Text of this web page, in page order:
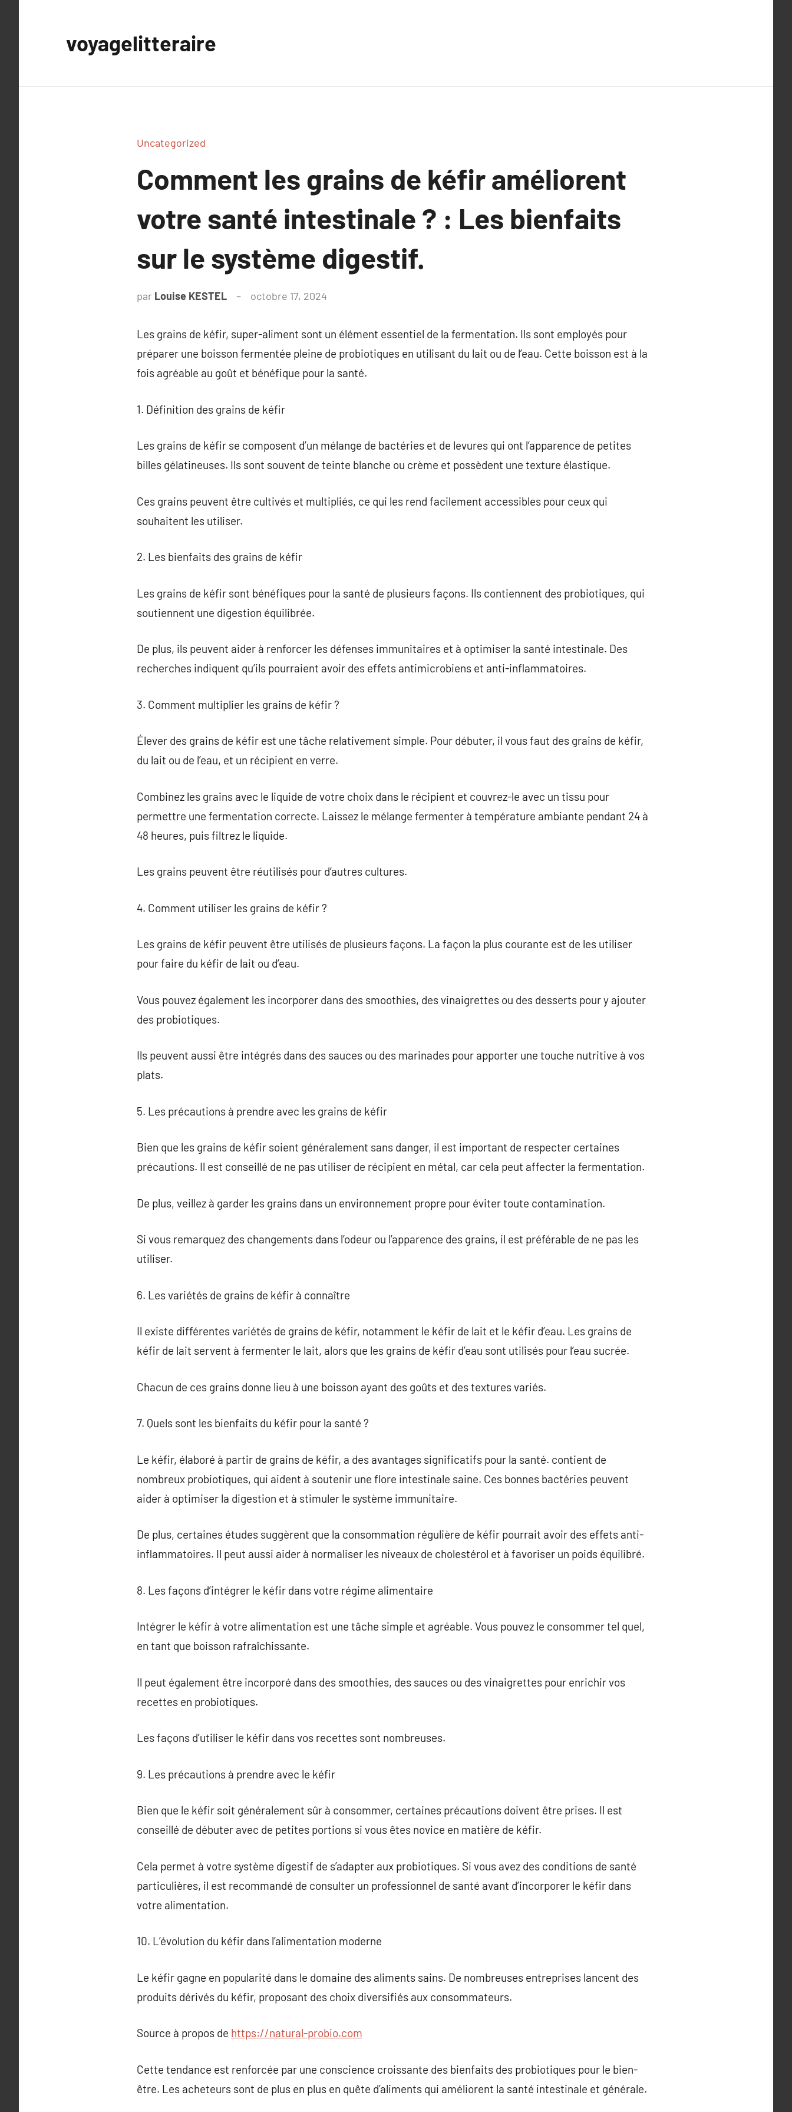
voyagelitteraire
Uncategorized
Comment les grains de kéfir améliorent
votre santé intestinale ? : Les bienfaits
sur le système digestif.
par Louise KESTEL octobre 17, 2024
Les grains de kéfir, super-aliment sont un élément essentiel de la fermentation. Ils sont employés pour
préparer une boisson fermentée pleine de probiotiques en utilisant du lait ou de l’eau. Cette boisson est à la
fois agréable au goût et bénéfique pour la santé.
1. Définition des grains de kéfir
Les grains de kéfir se composent d’un mélange de bactéries et de levures qui ont l’apparence de petites
billes gélatineuses. Ils sont souvent de teinte blanche ou crème et possèdent une texture élastique.
Ces grains peuvent être cultivés et multipliés, ce qui les rend facilement accessibles pour ceux qui
souhaitent les utiliser.
2. Les bienfaits des grains de kéfir
Les grains de kéfir sont bénéfiques pour la santé de plusieurs façons. Ils contiennent des probiotiques, qui
soutiennent une digestion équilibrée.
De plus, ils peuvent aider à renforcer les défenses immunitaires et à optimiser la santé intestinale. Des
recherches indiquent qu’ils pourraient avoir des effets antimicrobiens et anti-inflammatoires.
3. Comment multiplier les grains de kéfir ?
Élever des grains de kéfir est une tâche relativement simple. Pour débuter, il vous faut des grains de kéfir,
du lait ou de l’eau, et un récipient en verre.
Combinez les grains avec le liquide de votre choix dans le récipient et couvrez-le avec un tissu pour
permettre une fermentation correcte. Laissez le mélange fermenter à température ambiante pendant 24 à
48 heures, puis filtrez le liquide.
Les grains peuvent être réutilisés pour d’autres cultures.
4. Comment utiliser les grains de kéfir ?
Les grains de kéfir peuvent être utilisés de plusieurs façons. La façon la plus courante est de les utiliser
pour faire du kéfir de lait ou d’eau.
Vous pouvez également les incorporer dans des smoothies, des vinaigrettes ou des desserts pour y ajouter
des probiotiques.
Ils peuvent aussi être intégrés dans des sauces ou des marinades pour apporter une touche nutritive à vos
plats.
5. Les précautions à prendre avec les grains de kéfir
Bien que les grains de kéfir soient généralement sans danger, il est important de respecter certaines
précautions. Il est conseillé de ne pas utiliser de récipient en métal, car cela peut affecter la fermentation.
De plus, veillez à garder les grains dans un environnement propre pour éviter toute contamination.
Si vous remarquez des changements dans l’odeur ou l’apparence des grains, il est préférable de ne pas les
utiliser.
6. Les variétés de grains de kéfir à connaître
Il existe différentes variétés de grains de kéfir, notamment le kéfir de lait et le kéfir d’eau. Les grains de
kéfir de lait servent à fermenter le lait, alors que les grains de kéfir d’eau sont utilisés pour l’eau sucrée.
Chacun de ces grains donne lieu à une boisson ayant des goûts et des textures variés.
7. Quels sont les bienfaits du kéfir pour la santé ?
Le kéfir, élaboré à partir de grains de kéfir, a des avantages significatifs pour la santé. contient de
nombreux probiotiques, qui aident à soutenir une flore intestinale saine. Ces bonnes bactéries peuvent
aider à optimiser la digestion et à stimuler le système immunitaire.
De plus, certaines études suggèrent que la consommation régulière de kéfir pourrait avoir des effets anti-
inflammatoires. Il peut aussi aider à normaliser les niveaux de cholestérol et à favoriser un poids équilibré.
8. Les façons d’intégrer le kéfir dans votre régime alimentaire
Intégrer le kéfir à votre alimentation est une tâche simple et agréable. Vous pouvez le consommer tel quel,
en tant que boisson rafraîchissante.
Il peut également être incorporé dans des smoothies, des sauces ou des vinaigrettes pour enrichir vos
recettes en probiotiques.
Les façons d’utiliser le kéfir dans vos recettes sont nombreuses.
9. Les précautions à prendre avec le kéfir
Bien que le kéfir soit généralement sûr à consommer, certaines précautions doivent être prises. Il est
conseillé de débuter avec de petites portions si vous êtes novice en matière de kéfir.
Cela permet à votre système digestif de s’adapter aux probiotiques. Si vous avez des conditions de santé
particulières, il est recommandé de consulter un professionnel de santé avant d’incorporer le kéfir dans
votre alimentation.
10. L’évolution du kéfir dans l’alimentation moderne
Le kéfir gagne en popularité dans le domaine des aliments sains. De nombreuses entreprises lancent des
produits dérivés du kéfir, proposant des choix diversifiés aux consommateurs.
Source à propos de https://natural-probio.com
Cette tendance est renforcée par une conscience croissante des bienfaits des probiotiques pour le bien-
être. Les acheteurs sont de plus en plus en quête d’aliments qui améliorent la santé intestinale et générale.